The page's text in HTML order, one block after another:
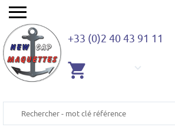
+33 (0)2 40 43 91 11